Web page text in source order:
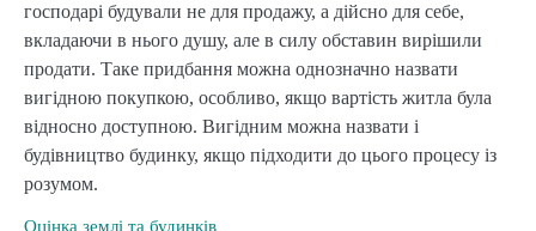
господарі будували не для продажу, а дійсно для себе,
вкладаючи в нього душу, але в силу обставин вирішили
продати. Таке придбання можна однозначно назвати
вигідною покупкою, особливо, якщо вартість житла була
відносно доступною. Вигідним можна назвати і
будівництво будинку, якщо підходити до цього процесу із
розумом.
Оцінка землі та будинків